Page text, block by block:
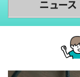
ニュース